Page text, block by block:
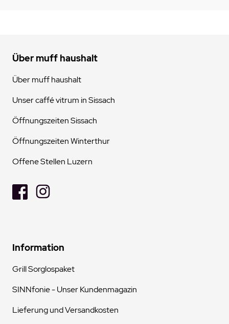
Über muff haushalt
Über muff haushalt
Unser caffé vitrum in Sissach
Öffnungszeiten Sissach
Öffnungszeiten Winterthur
Offene Stellen Luzern
Information
Grill Sorglospaket
SINNfonie - Unser Kundenmagazin
Lieferung und Versandkosten